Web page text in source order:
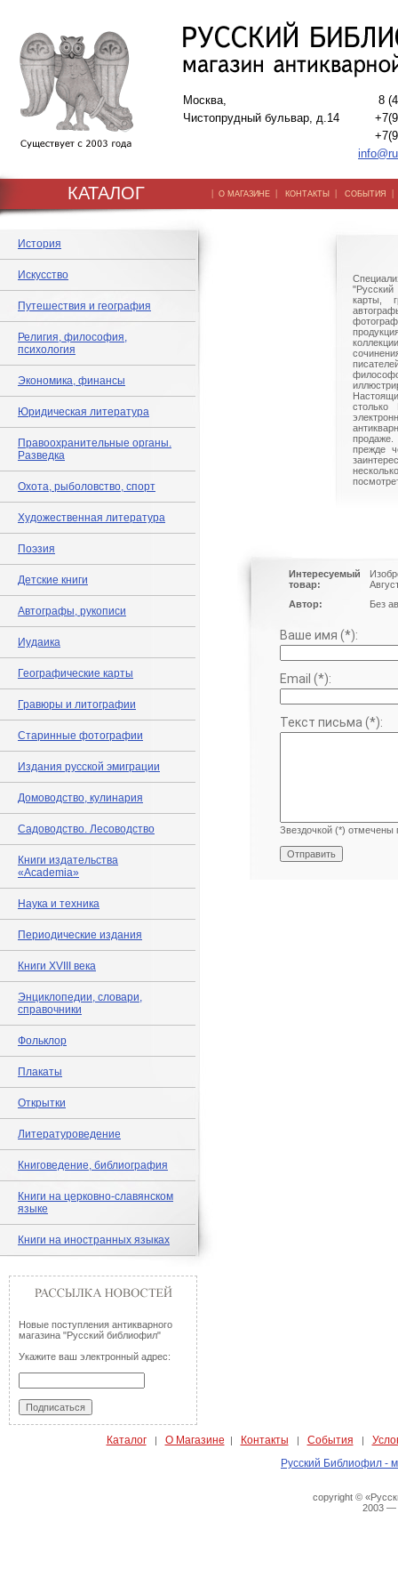
Москва,
Чистопрудный бульвар, д.14
8
КАТАЛОГ | О МАГАЗИНЕ | КОНТАКТЫ | СОБЫТИЯ
История
Искусство
Путешествия и география
Религия, философия,
психология
Экономика, финансы
Юридическая литература
Правоохранительные органы.
Разведка
Охота, рыболовство, спорт
Художественная литература
Поэзия
Детские книги
Автографы, рукописи
Иудаика
Географические карты
Гравюры и литографии
Старинные фотографии
Издания русской эмиграции
Домоводство, кулинария
Садоводство. Лесоводство
Книги издательства
«Academia»
Наука и техника
Периодические издания
Книги XVIII века
Энциклопедии, словари,
справочники
Фольклор
Плакаты
Открытки
Литературоведение
Книговедение, библиография
Книги на церковно-славянском
языке
Книги на иностранных языках
Новые поступления антикварного
магазина "Русский библиофил"
Укажите ваш электронный адрес:
"Русский
карты,
столько
прежде
Интересуемый
товар:
Автор:
Без
Ваше имя (*):
Email (*):
Текст письма (*):
Звездочкой (*) отмечены
Каталог| О Магазине | Контакты | События |
Русский Библиофил -
copyright ©
2003 —